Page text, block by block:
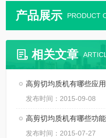
产品展示 PRODUCT
相关文章
高剪切均质机有哪些应用
发布时间：2015-09-08
高剪切均质机有哪些功能
发布时间：2015-07-27